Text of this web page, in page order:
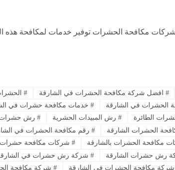
مكافحة الحشرات توفير خدمات لمكافحة
# افضل شركة مكافحة الحشرات في الشارقة #
الحشرات في الشارقة # خدمات مكافحة حشرات في
الطائرة # رش المبيدات الحشرية # رش حشرات
الحشرات الشارقة # رقم مكافحة الحشرات في
مكافحة الحشرات بالشارقة # شركات مكافحة حشرات
رش حشرات الشارقة # شركة رش حشرات في
شركة مكافحة الحشرات في الشارقة # شركة مكافحة